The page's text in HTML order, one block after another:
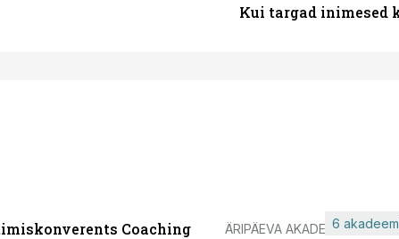
Kui targad inimesed
Coaching
ÄRIPÄEVA AKADEEMIA
6